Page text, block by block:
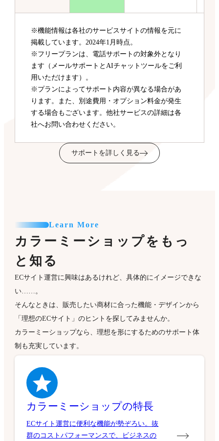
※機能情報は各社のサービスサイトの情報を元に
掲載しています。2024年1月時点。
※フリープランは、電話サポートの対象外となり
ます（メールサポートとAIチャットツールをご利
用いただけます）。
※プランによってサポート内容が異なる場合があ
ります。また、別途費用・オプション料金が発生
する場合もございます。他社サービスの詳細は各
社へお問い合わせください。
サポートを詳しく見る
Learn More
カラーミーショップをもっ
と知る
ECサイト運営に興味はあるけれど、具体的にイメージできな
い……。
そんなときは、販売したい商材に合った機能・デザインから
「理想のECサイト」のヒントを探してみませんか。
カラーミーショップなら、理想を形にするためのサポート体
制も充実しています。
カラーミーショップの特長
ECサイト運営に便利な機能が勢ぞろい。抜
群のコストパフォーマンスで、ビジネスの